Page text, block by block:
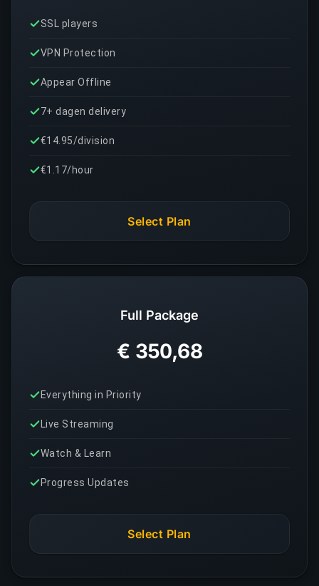
SSL players
VPN Protection
Appear Offline
7+ dagen delivery
€14.95/division
€1.17/hour
Select Plan
Full Package
€ 350,68
Everything in Priority
Live Streaming
Watch & Learn
Progress Updates
Select Plan